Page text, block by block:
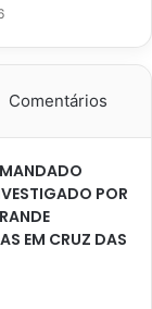
Comentários
POR
EM CRUZ DAS